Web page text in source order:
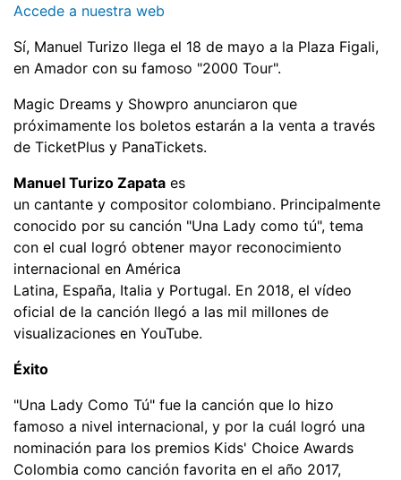
Accede a nuestra web
Sí, Manuel Turizo llega el 18 de mayo a la Plaza Figali,
en Amador con su famoso "2000 Tour".
Magic Dreams y Showpro anunciaron que
próximamente los boletos estarán a la venta a través
de TicketPlus y PanaTickets.
Manuel Turizo Zapata es
un cantante y compositor colombiano. Principalmente
conocido por su canción "Una Lady como tú", tema
con el cual logró obtener mayor reconocimiento
internacional en América
Latina, España, Italia y Portugal. En 2018, el vídeo
oficial de la canción llegó a las mil millones de
visualizaciones en YouTube.
Éxito​
"Una Lady Como Tú" fue la canción que lo hizo
famoso a nivel internacional, y por la cuál logró una
nominación para los premios Kids' Choice Awards
Colombia como canción favorita en el año 2017,